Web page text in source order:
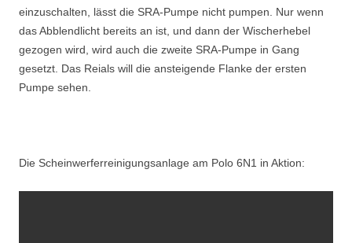
einzuschalten, lässt die SRA-Pumpe nicht pumpen. Nur wenn
das Abblendlicht bereits an ist, und dann der Wischerhebel
gezogen wird, wird auch die zweite SRA-Pumpe in Gang
gesetzt. Das Reials will die ansteigende Flanke der ersten
Pumpe sehen.
Die Scheinwerferreinigungsanlage am Polo 6N1 in Aktion: